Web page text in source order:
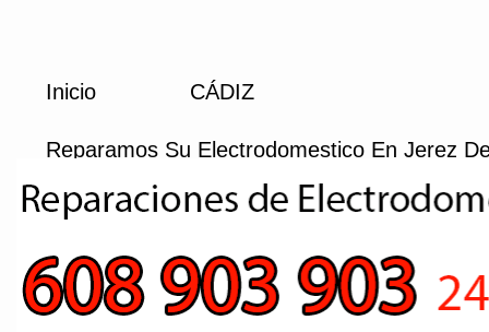
Inicio CÁDIZ
Reparamos Su Electrodomestico En Jerez